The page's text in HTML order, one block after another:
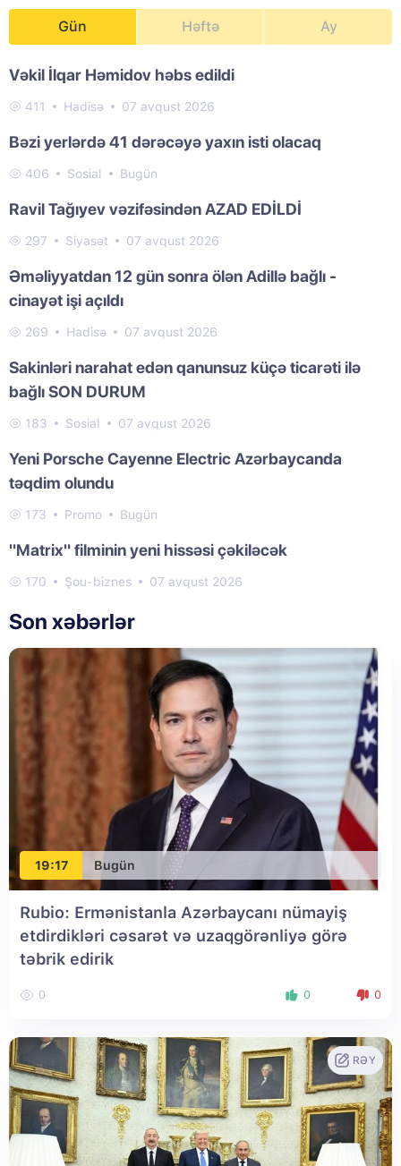
Gün Həftə Ay
Vəkil İlqar Həmidov həbs edildi
411 Hadisə 07 avqust 2026
Bəzi yerlərdə 41 dərəcəyə yaxın isti olacaq
406 Sosial Bugün
Ravil Tağıyev vəzifəsindən AZAD EDİLDİ
297 Siyasət 07 avqust 2026
Əməliyyatdan 12 gün sonra ölən Adillə bağlı -
cinayət işi açıldı
269 Hadisə 07 avqust 2026
Sakinləri narahat edən qanunsuz küçə ticarəti ilə
bağlı SON DURUM
183 Sosial 07 avqust 2026
Yeni Porsche Cayenne Electric Azərbaycanda
təqdim olundu
173 Promo Bugün
"Matrix" filminin yeni hissəsi çəkiləcək
170 Şou-biznes 07 avqust 2026
Son xəbərlər
19:17 Bugün
Rubio: Ermənistanla Azərbaycanı nümayiş
etdirdikləri cəsarət və uzaqgörənliyə görə
təbrik edirik
0 0 0
RƏY